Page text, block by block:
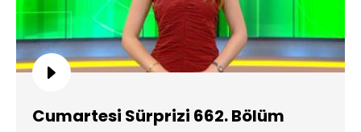
Cumartesi Sürprizi 662. Bölüm